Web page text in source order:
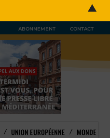
ABONNEMENT CONTACT
UNION EUROPÉENNE MONDE
▲